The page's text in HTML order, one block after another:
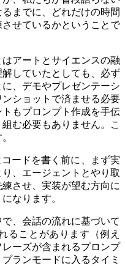
までに、どれだけの時間
せているかということで
アートとサイエンスの融
していたとしても、必ず
、デモやプレゼンテーシ
ショットで済ませる必要
もプロンプト作成を手伝
む必要もありません。こ
ードを書く前に、まず実
、エージェントとやり取
させ、実装が望む方向に
なります。
、会話の流れに基づいて
ることがあります（例え
ーズが含まれるプロンプ
ランモードに入るタイミ